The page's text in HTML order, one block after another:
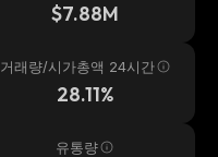
$7.88M
거래량/시가총액 24시간
28.11%
유통량